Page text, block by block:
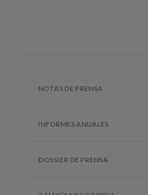
NOTAS DE PRENSA
INFORMES ANUALES
DOSSIER DE PRENSA